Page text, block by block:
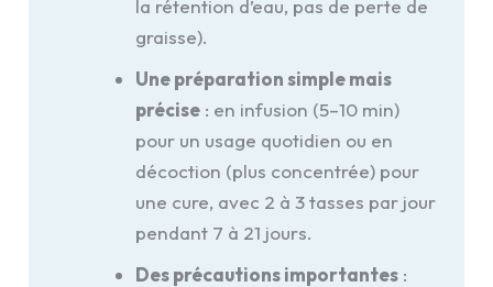
la rétention d’eau, pas de perte de
graisse).
Une préparation simple mais
précise: en infusion (5–10 min)
pour un usage quotidien ou en
décoction (plus concentrée) pour
une cure, avec 2 à 3 tasses par jour
pendant 7 à 21 jours.
Des précautions importantes: